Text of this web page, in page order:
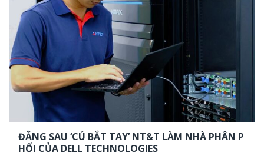
ĐẰNG SAU ‘CÚ BẮT TAY’ NT&T LÀM NHÀ PHÂN P
HỐI CỦA DELL TECHNOLOGIES